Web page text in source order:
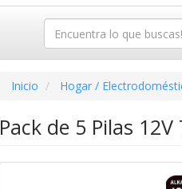
Inicio Hogar /
Pack de 5 Pilas